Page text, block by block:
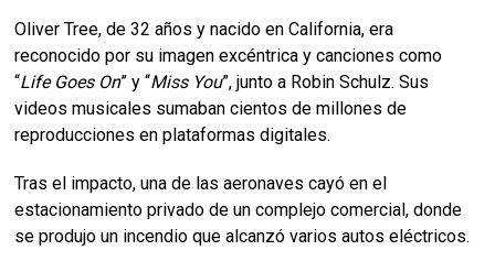
Oliver Tree, de 32 años y nacido en California, era
reconocido por su imagen excéntrica y canciones como
“Life Goes On” y “Miss You”, junto a Robin Schulz. Sus
videos musicales sumaban cientos de millones de
reproducciones en plataformas digitales.
Tras el impacto, una de las aeronaves cayó en el
estacionamiento privado de un complejo comercial, donde
se produjo un incendio que alcanzó varios autos eléctricos.